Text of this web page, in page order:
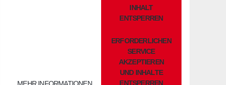
INHALT
ENTSPERREN
ERFORDERLICHEN
SERVICE
AKZEPTIEREN
UND INHALTE
ENTSPERREN